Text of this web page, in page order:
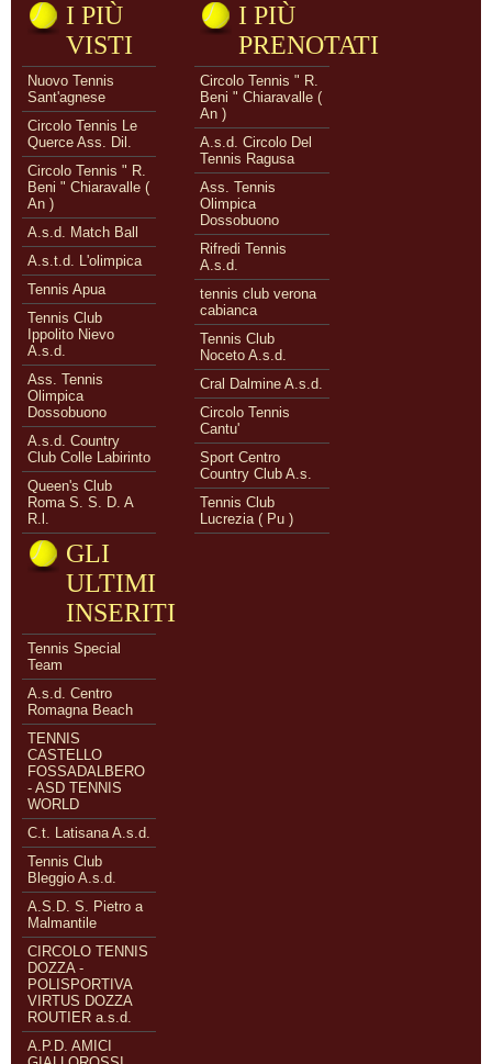
I PIÙ
VISTI
Nuovo Tennis
Sant'agnese
Circolo Tennis Le
Querce Ass. Dil.
Circolo Tennis " R.
Beni " Chiaravalle (
An )
A.s.d. Match Ball
A.s.t.d. L'olimpica
Tennis Apua
Tennis Club
Ippolito Nievo
A.s.d.
Ass. Tennis
Olimpica
Dossobuono
A.s.d. Country
Club Colle Labirinto
Queen's Club
Roma S. S. D. A
R.l.
I PIÙ
PRENOTATI
Circolo Tennis " R.
Beni " Chiaravalle (
An )
A.s.d. Circolo Del
Tennis Ragusa
Ass. Tennis
Olimpica
Dossobuono
Rifredi Tennis
A.s.d.
tennis club verona
cabianca
Tennis Club
Noceto A.s.d.
Cral Dalmine A.s.d.
Circolo Tennis
Cantu'
Sport Centro
Country Club A.s.
Tennis Club
Lucrezia ( Pu )
GLI
ULTIMI
INSERITI
Tennis Special
Team
A.s.d. Centro
Romagna Beach
TENNIS
CASTELLO
FOSSADALBERO
- ASD TENNIS
WORLD
C.t. Latisana A.s.d.
Tennis Club
Bleggio A.s.d.
A.S.D. S. Pietro a
Malmantile
CIRCOLO TENNIS
DOZZA -
POLISPORTIVA
VIRTUS DOZZA
ROUTIER a.s.d.
A.P.D. AMICI